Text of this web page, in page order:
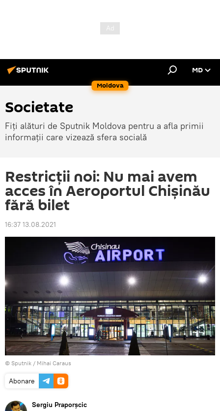
Moldova
MD
Societate
Fiți alături de Sputnik Moldova pentru a afla primii
informații care vizează sfera socială
Restricții noi: Nu mai avem
acces în Aeroportul Chișinău
fără bilet
16:37 13.08.2021
© Sputnik / Mihai Caraus
Abonare
Sergiu Praporșcic